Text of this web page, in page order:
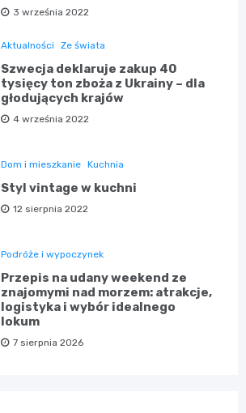
3 września 2022
Aktualności Ze świata
Szwecja deklaruje zakup 40
tysięcy ton zboża z Ukrainy – dla
głodujących krajów
4 września 2022
Dom i mieszkanie Kuchnia
Styl vintage w kuchni
12 sierpnia 2022
Podróże i wypoczynek
Przepis na udany weekend ze
znajomymi nad morzem: atrakcje,
logistyka i wybór idealnego
lokum
7 sierpnia 2026